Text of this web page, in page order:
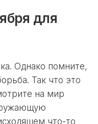
для
Однако помните,
Так что это
на мир
что-то